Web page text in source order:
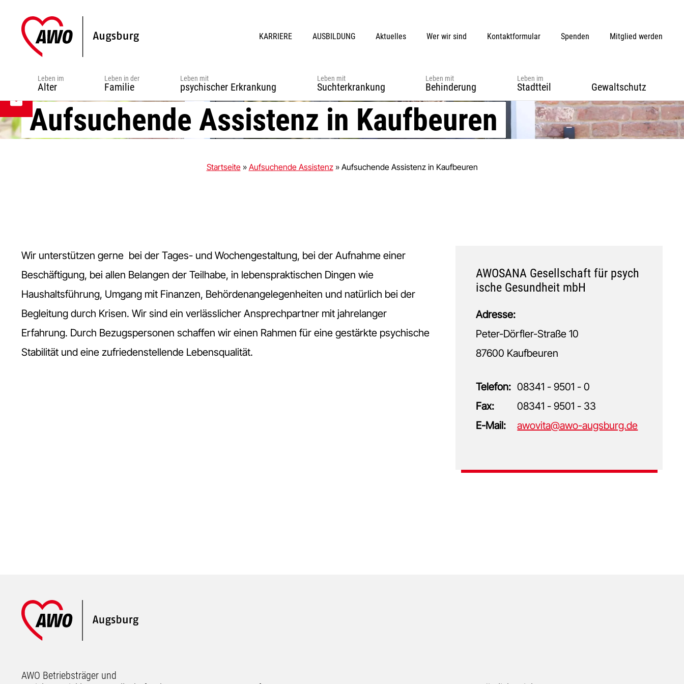
Hauptnavigation
springen
Inhalt
springen
Fußzeile
springen
KARRIERE AUSBILDUNG Aktuelles Wer wir sind Kontaktformular Spenden Mitglied werden
Leben im
Alter
Leben in der
Familie
Leben mit
psychischer Erkrankung
Leben mit
Suchterkrankung
Leben mit
Behinderung
Leben im
Stadtteil Gewaltschutz
Aufsuchende Assistenz in Kaufbeuren
Startseite» Aufsuchende Assistenz» Aufsuchende Assistenz in Kaufbeuren
Wir unterstützen gerne bei der Tages- und Wochengestaltung, bei der Aufnahme einer
Beschäftigung, bei allen Belangen der Teilhabe, in lebenspraktischen Dingen wie
Haushaltsführung, Umgang mit Finanzen, Behördenangelegenheiten und natürlich bei der
Begleitung durch Krisen. Wir sind ein verlässlicher Ansprechpartner mit jahrelanger
Erfahrung. Durch Bezugspersonen schaffen wir einen Rahmen für eine gestärkte psychische
Stabilität und eine zufriedenstellende Lebensqualität.
AWOSANA Gesellschaft für psych
ische Gesundheit mbH
Adresse:
Peter-Dörfler-Straße 10
87600 Kaufbeuren
Telefon: 08341 - 9501 - 0
Fax:
08341 - 9501 - 33
E-Mail:
awovita@awo-augsburg.de
Footer
AWO Betriebsträger und